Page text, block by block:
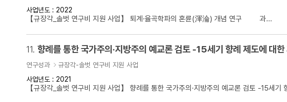
사업년도 : 2022
【규장각_솔벗 연구비 지원 사업】 퇴계·율곡학파의 혼륜(渾淪) 개념 연구 과...
11. 향례를 통한 국가주의·지방주의 예교론 검토 -15세기 향례 제도에 대
연구성과
규장각-솔벗 연구비 지원 사업
사업년도 : 2021
【규장각_솔벗 연구비 지원 사업】 향례를 통한 국가주의·지방주의 예교론 검토 -15세기